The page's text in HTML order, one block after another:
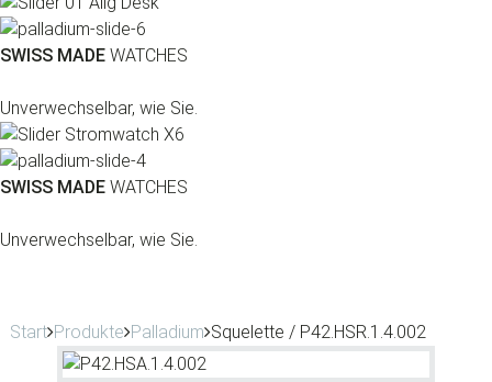
SWISS MADE WATCHES
Unverwechselbar, wie Sie.
SWISS MADE WATCHES
Unverwechselbar, wie Sie.
Start Produkte Palladium Squelette / P42.HSR.1.4.002